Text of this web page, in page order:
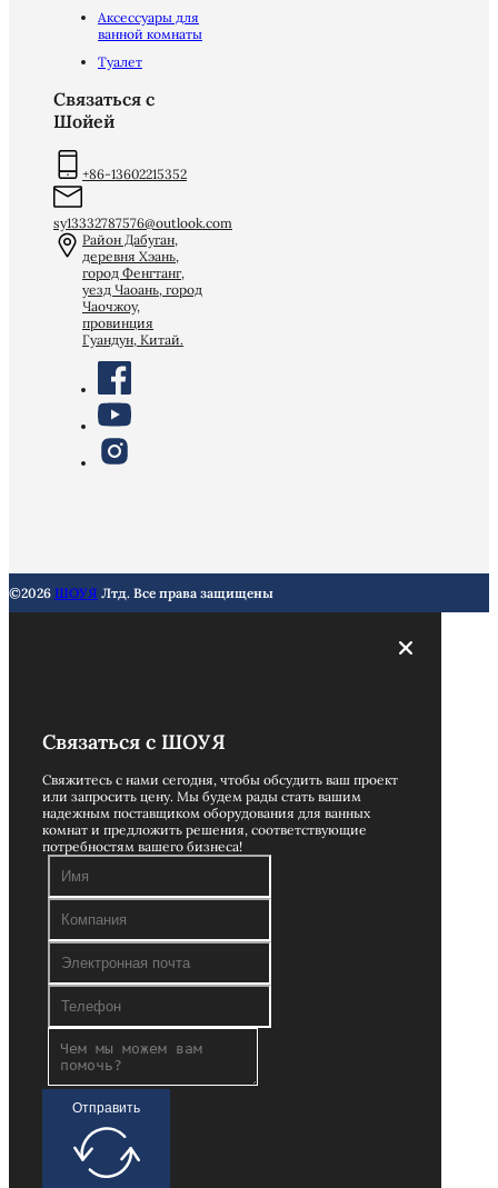
Аксессуары для
ванной комнаты
Туалет
Связаться с
Шойей
+86-13602215352
sy13332787576@outlook.com
Район Дабуган,
деревня Хэань,
город Фенгтанг,
уезд Чаоань, город
Чаочжоу,
провинция
Гуандун, Китай.
©2026 ШОУЯ Лтд. Все права защищены
Связаться с ШОУЯ
Свяжитесь с нами сегодня, чтобы обсудить ваш проект
или запросить цену. Мы будем рады стать вашим
надежным поставщиком оборудования для ванных
комнат и предложить решения, соответствующие
потребностям вашего бизнеса!
Отправить